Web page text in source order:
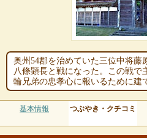
奥州54郡を治めていた三位中将藤
八條顕長と戦になった。この戦で
輪兄弟の忠孝心に報いるために建
基本情報 つぶやき・クチコミ